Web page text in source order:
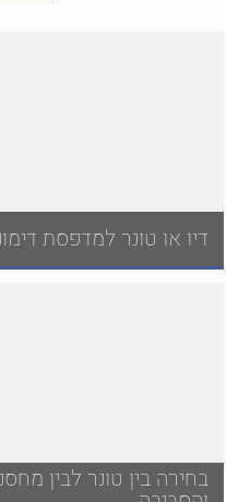
דיו או טונר למדפסת
בחירה בין טונר לבין